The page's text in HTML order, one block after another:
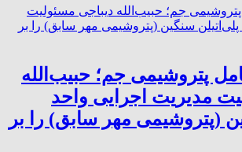
پتروشیمی جم؛ حبیب‌الله
مدیریت اجرایی واحد
(پتروشیمی مهر سابق) را بر